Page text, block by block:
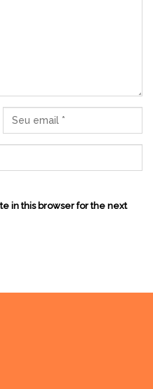
in this browser for the next